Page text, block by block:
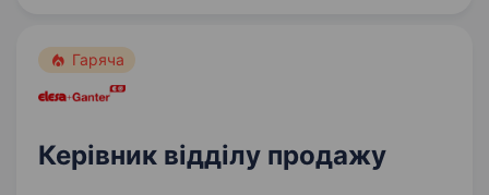
Гаряча
Керівник відділу продажу